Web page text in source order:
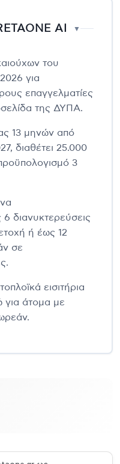
AI ▼
του
για
επαγγελματίες
της ΔΥΠΑ.
13 μηνών από
διαθέτει 25.000
3
διανυκτερεύσεις
ή έως 12
σε
εισιτήρια
για άτομα με